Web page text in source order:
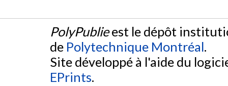
PolyPublieest le dépôt
de Polytechnique Montréal.
Site développé à l'aide du
EPrints.